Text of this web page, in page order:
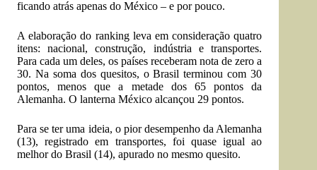
ficando atrás apenas do México – e por pouco.
A elaboração do ranking leva em consideração quatro
itens: nacional, construção, indústria e transportes.
Para cada um deles, os países receberam nota de zero a
30. Na soma dos quesitos, o Brasil terminou com 30
pontos, menos que a metade dos 65 pontos da
Alemanha. O lanterna México alcançou 29 pontos.
Para se ter uma ideia, o pior desempenho da Alemanha
(13), registrado em transportes, foi quase igual ao
melhor do Brasil (14), apurado no mesmo quesito.